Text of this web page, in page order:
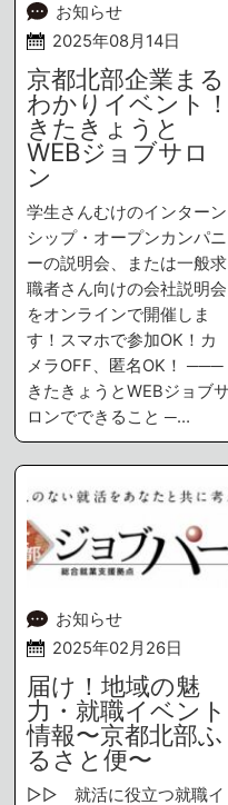
お知らせ
2025年08月14日
京都北部企業まる
わかりイベント！
きたきょうと
WEBジョブサロ
ン
学生さんむけのインターン
シップ・オープンカンパニ
ーの説明会、または一般求
職者さん向けの会社説明会
をオンラインで開催しま
す！スマホで参加OK！カ
メラOFF、匿名OK！ ───
きたきょうとWEBジョブサ
ロンでできること ─…
お知らせ
2025年02月26日
届け！地域の魅
力・就職イベント
情報〜京都北部ふ
るさと便〜
▷▷ 就活に役立つ就職イ